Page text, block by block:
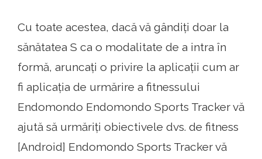
Cu toate acestea, dacă vă gândiți doar la
sănătatea S ca o modalitate de a intra în
formă, aruncați o privire la aplicații cum ar
fi aplicația de urmărire a fitnessului
Endomondo Endomondo Sports Tracker vă
ajută să urmăriți obiectivele dvs. de fitness
[Android] Endomondo Sports Tracker vă